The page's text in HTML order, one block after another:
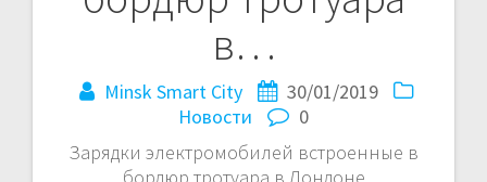
в…
Minsk Smart City
30/01/2019
Новости
0
Зарядки электромобилей встроенные в
бордюр тротуара в Лондоне